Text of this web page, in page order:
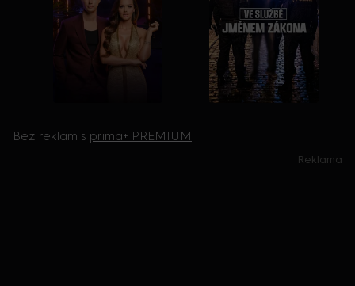
Bez reklam s prima+ PREMIUM
Reklama